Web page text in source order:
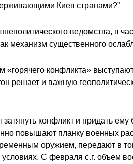
Киев странами?”
ведомства, в
механизм существенного
конфликта»
решает и важную
конфликт и придать
повышают планку военных
оружием, передают в
С февраля с.г. объем